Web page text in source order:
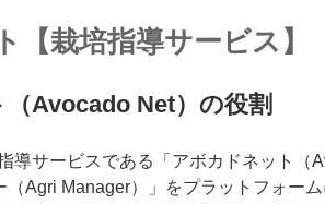
【栽培指導サービス】
Avocado Net）の役割
導サービスである「アボカドネット（
（Agri Manager）」をプラットフォー